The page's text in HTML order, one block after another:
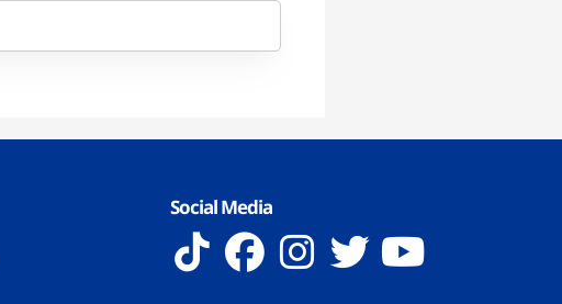
Social Media